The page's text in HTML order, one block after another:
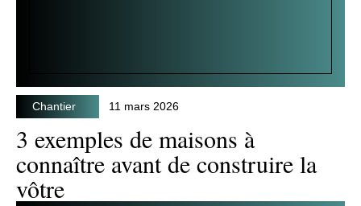
Chantier 11 mars 2026
3 exemples de maisons à
connaître avant de construire la
vôtre